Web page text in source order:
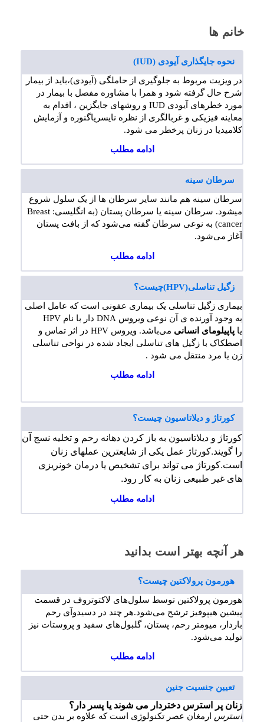
خانم ها
نحوه جایگذاری آیودی (IUD)
در ویزیت مربوط به جلوگیری از حاملگی (آیودی)،باید از بیمار
شرح حال گرفته شود و همرا با مشاوره مفصل با بیمار در
مورد خطرهای آیودی IUD و روشهای جایگزین ، اقدام به
معاینه فیزیکی و غربالگری از نظره نایسریاگنوره و آزمایش
کلامیدیا در زنان پرخطر می شود.
ادامه مطلب
سرطان سینه
سرطان سینه هم مانند سایر سرطان ها از یک سلول شروع
میشود. سرطان سینه یا سرطان پستان (به انگلیسی: Breast
cancer) به نوعی سرطان گفته می‌شود که از بافت پستان
آغاز می‌شود.
ادامه مطلب
زگیل تناسلی(HPV)چیست؟
بیماری زگیل تناسلی یک بیماری عفونی است که عامل اصلی
به وجود آورنده ی آن نوعی ویروس DNA دار با نام HPV
یا پاپیلومای انسانی
می‌باشد. ویروس HPV در اثر تماس و
اصطکاک با زگیل های تناسلی ایجاد شده در نواحی تناسلی
زن یا مرد منتقل می شود .
ادامه مطلب
کورتاژ و دیلاتاسیون چیست؟
کورتاژ و دیلاتاسیون به باز کردن دهانه رحم و تخلیه نسج آن
را گویند.کورتاژ عمل یکی از شایعترین عملهای زنان
است.کورتاژ می تواند برای تشخیص یا درمان خونریزی
های غیر طبیعی زنان به کار رود.
ادامه مطلب
هر آنچه بهتر است بدانید
هورمون پرولاکتین چیست؟
هورمون پرولاکتین توسط سلول‌های لاکتوتروف در قسمت
پیشین هیپوفیز ترشح می‌شود.هر چند در دسیدوآی رحم
باردار، میومتر رحم، پستان، گلبول‌های سفید و پروستات نیز
تولید می‌شود.
ادامه مطلب
تعیین جنسیت جنین
زنان پر استرس دختردار می شوند یا پسر دار؟
استرس ارمغان عصر تکنولوژی است که علاوه بر بدن حتی